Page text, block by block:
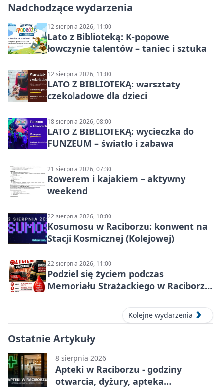
Nadchodzące wydarzenia
12 sierpnia 2026, 11:00
Lato z Biblioteką: K-popowe
łowczynie talentów – taniec i sztuka
12 sierpnia 2026, 11:00
LATO Z BIBLIOTEKĄ: warsztaty
czekoladowe dla dzieci
18 sierpnia 2026, 08:00
LATO Z BIBLIOTEKĄ: wycieczka do
FUNZEUM – światło i zabawa
21 sierpnia 2026, 07:30
Rowerem i kajakiem – aktywny
weekend
22 sierpnia 2026, 10:00
Kosumosu w Raciborzu: konwent na
Stacji Kosmicznej (Kolejowej)
22 sierpnia 2026, 11:00
Podziel się życiem podczas
Memoriału Strażackiego w Raciborzu
Kolejne wydarzenia
Ostatnie Artykuły
8 sierpnia 2026
Apteki w Raciborzu - godziny
otwarcia, dyżury, apteka